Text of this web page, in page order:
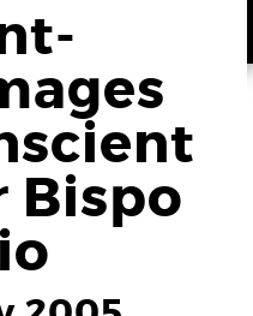
Bispo